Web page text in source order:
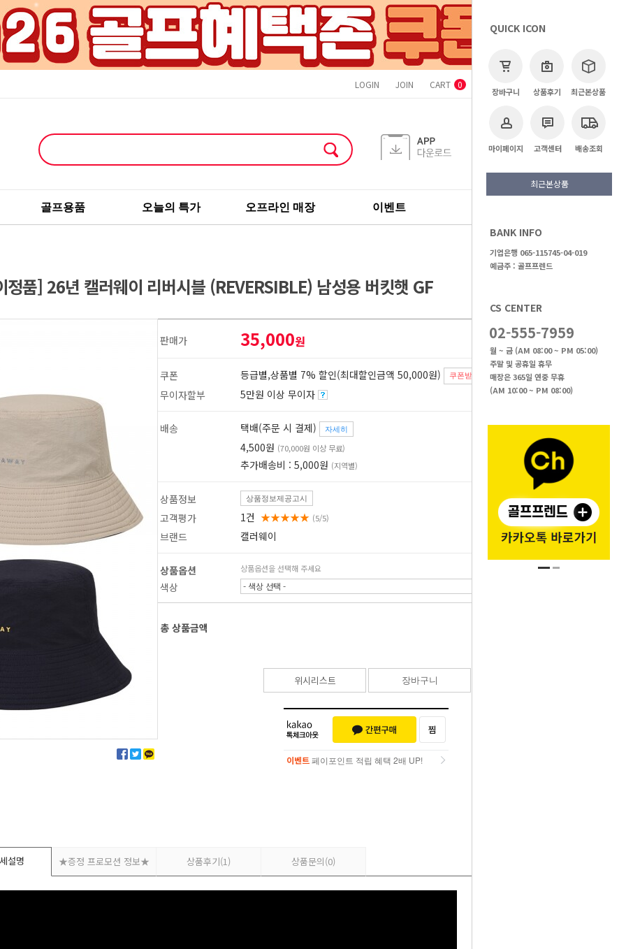
LOGIN JOIN CART 0
골프용품 오늘의 특가 오프라인 매장 이벤트
QUICK ICON
장바구니 상품후기 최근본상품
마이페이지 고객센터 배송조회
최근본상품
BANK INFO
기업은행 065-115745-04-019
예금주 : 골프프렌드
CS CENTER
02-555-7959
월 ~ 금 (AM 08:00 ~ PM 05:00)
주말 및 공휴일 휴무
매장은 365일 연중 무휴
(AM 10:00 ~ PM 08:00)
1
>골프용품 >골프모자
품] 26년 캘러웨이 리버시블 (REVERSIBLE) 남성용 버킷햇 GF
판매가 35,000원
쿠폰 등급별,상품별 7% 할인(최대할인금액 50,000원) 쿠폰받기
무이자할부 5만원 이상 무이자
배송 택배(주문 시 결제) 자세히
4,500원 (70,000원 이상 무료)
추가배송비 : 5,000원 (지역별)
상품정보 상품정보제공고시
고객평가 1건 ★★★★★ (5/5)
브랜드 캘러웨이
상품옵션 상품옵션을 선택해 주세요
색상 - 색상 선택 -
총 상품금액
위시리스트 장바구니
이벤트페이포인트 적립 혜택 2배 UP!
설명 ★증정 프로모션 정보★ 상품후기(1) 상품문의(0)